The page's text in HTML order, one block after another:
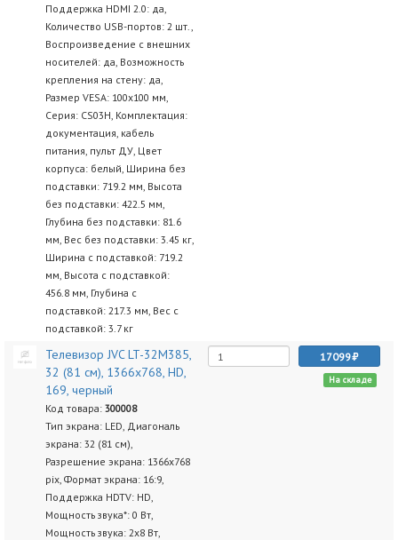
Поддержка HDMI 2.0: да,
Количество USB-портов: 2 шт.,
Воспроизведение с внешних
носителей: да, Возможность
крепления на стену: да,
Размер VESA: 100x100 мм,
Серия: CS03H, Комплектация:
документация, кабель
питания, пульт ДУ, Цвет
корпуса: белый, Ширина без
подставки: 719.2 мм, Высота
без подставки: 422.5 мм,
Глубина без подставки: 81.6
мм, Вес без подставки: 3.45 кг,
Ширина с подставкой: 719.2
мм, Высота с подставкой:
456.8 мм, Глубина с
подставкой: 217.3 мм, Вес с
подставкой: 3.7 кг
Телевизор JVC LT-32M385,
32 (81 см), 1366x768, HD,
169, черный
Код товара: 300008
Тип экрана: LED, Диагональ
экрана: 32 (81 см),
Разрешение экрана: 1366x768
pix, Формат экрана: 16:9,
Поддержка HDTV: HD,
Мощность звука*: 0 Вт,
Мощность звука: 2х8 Вт,
17099
На складе